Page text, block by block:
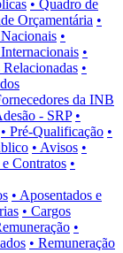
• Quadro de
Orçamentária •
•
•
•
da INB
- SRP •
• Pré-Qualificação •
• Avisos •
Contratos •
• Aposentados e
• Cargos
•
• Remuneração